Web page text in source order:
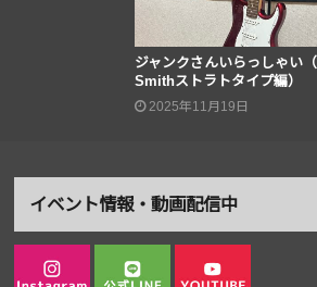
ジャンクさんいらっしゃい
Smithストラトタイプ編）
2025年11月19日
イベント情報・動画配信中